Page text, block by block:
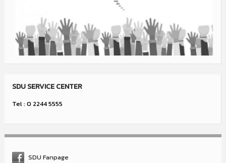
SDU SERVICE CENTER
Tel : 0 2244 5555
SDU Fanpage